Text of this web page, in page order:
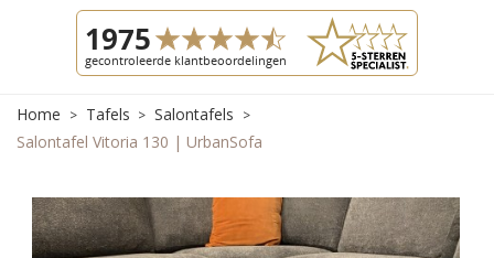
Home Tafels
Salontafels
Salontafel Vitoria 130 | UrbanSofa